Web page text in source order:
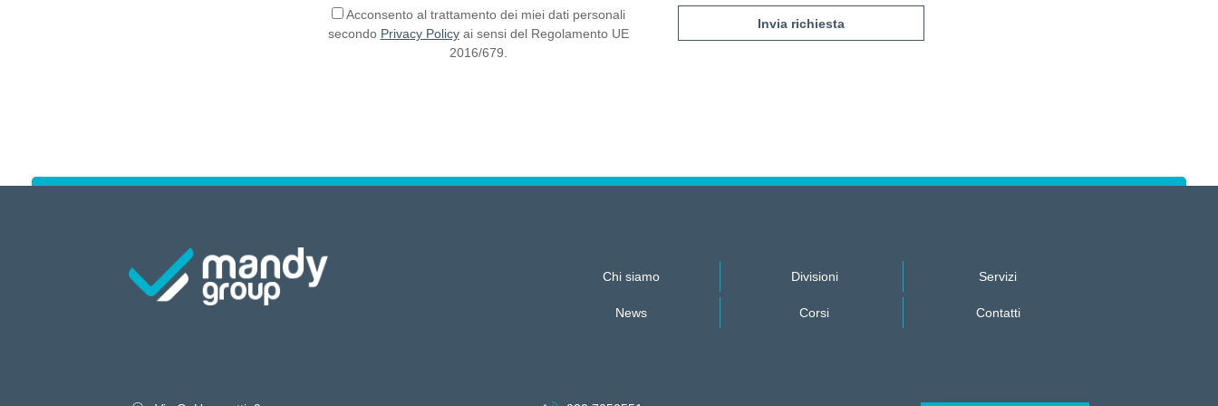
Acconsento al trattamento dei miei dati personali
secondo Privacy Policyai sensi del Regolamento UE
2016/679.
Chi siamo Divisioni Servizi
News Corsi Contatti